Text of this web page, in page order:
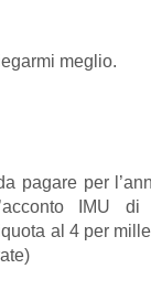
meglio.
pagare per
IMU di
al 4 per